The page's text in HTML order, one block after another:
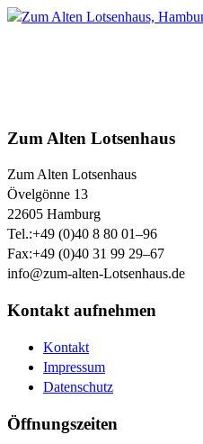
Zum Alten Lotsenhaus
Zum Alten Lotsenhaus
Övelgönne 13
22605 Hamburg
Tel.:+49 (0)40 8 80 01–96
Fax:+49 (0)40 31 99 29–67
info@zum-alten-Lotsenhaus.de
Kontakt aufnehmen
Kontakt
Impressum
Datenschutz
Öffnungszeiten